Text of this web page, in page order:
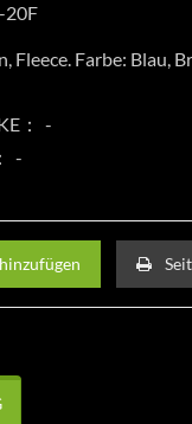
20F
Fleece. Farbe: Blau,
：